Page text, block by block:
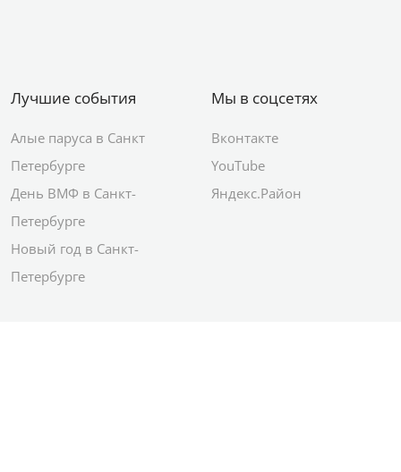
Лучшие события
Алые паруса в Санкт
Петербурге
День ВМФ в Санкт-
Петербурге
Новый год в Санкт-
Петербурге
Мы в соцсетях
Вконтакте
YouTube
Яндекс.Район